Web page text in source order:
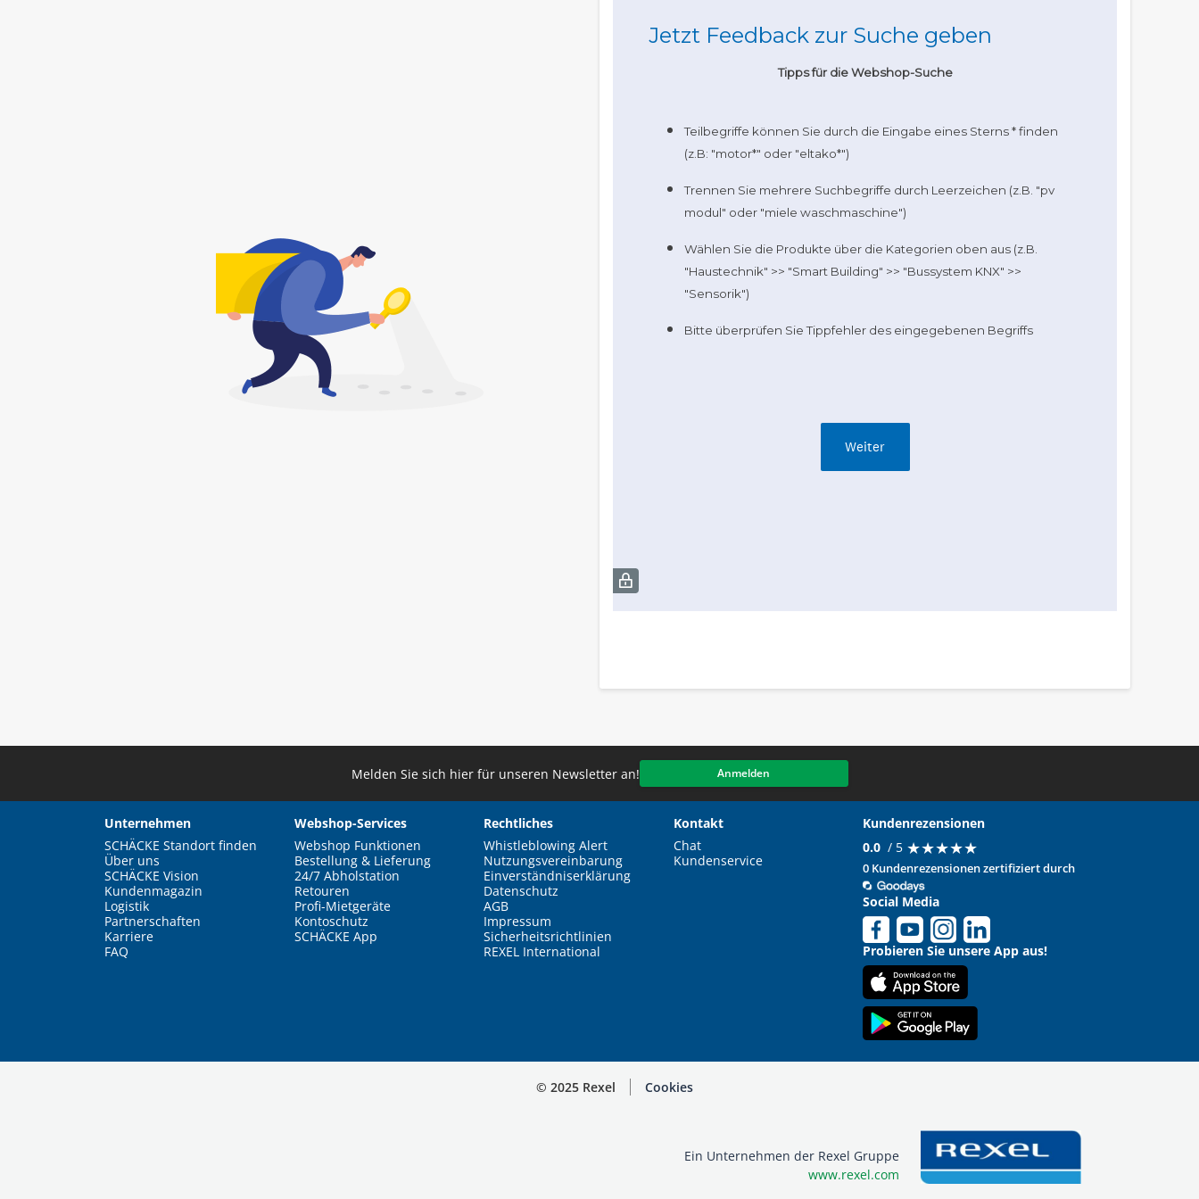
Melden Sie sich hier für unseren Newsletter an! Anmelden
Unternehmen
SCHÄCKE Standort finden
Über uns
SCHÄCKE Vision
Kundenmagazin
Logistik
Partnerschaften
Karriere
FAQ
Webshop-Services
Webshop Funktionen
Bestellung & Lieferung
24/7 Abholstation
Retouren
Profi-Mietgeräte
Kontoschutz
SCHÄCKE App
Rechtliches
Whistleblowing Alert
Nutzungsvereinbarung
Einverständniserklärung
Datenschutz
AGB
Impressum
Sicherheitsrichtlinien
REXEL International
Kontakt
Chat
Kundenservice
Kundenrezensionen
0.0 / 5 ★★★★★
★★★★★
0 Kundenrezensionen zertifiziert durch
Social Media
Probieren Sie unsere App aus!
© 2025 Rexel Cookies
Ein Unternehmen der Rexel Gruppe
www.rexel.com